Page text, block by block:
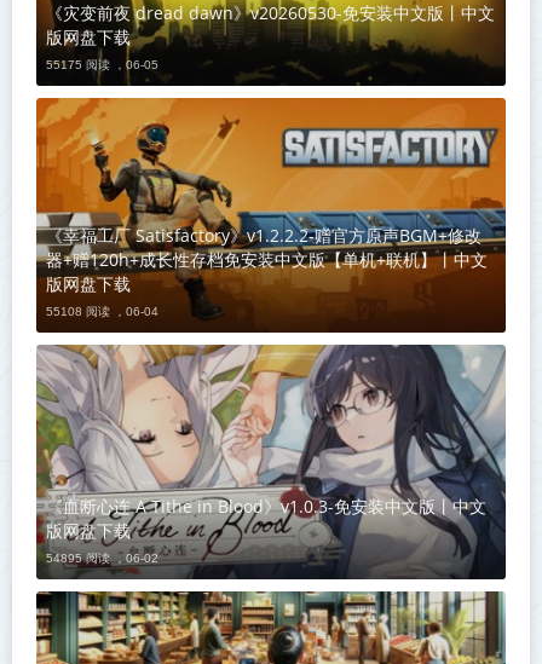
《灾变前夜 dread dawn》v20260530-免安装中文版丨中文
版网盘下载
55175 阅读 ， 06-05
《幸福工厂 Satisfactory》v1.2.2.2-赠官方原声BGM+修改
器+赠120h+成长性存档免安装中文版【单机+联机】丨中文
版网盘下载
55108 阅读 ， 06-04
《血断心连 A Tithe in Blood》v1.0.3-免安装中文版丨中文
版网盘下载
54895 阅读 ， 06-02